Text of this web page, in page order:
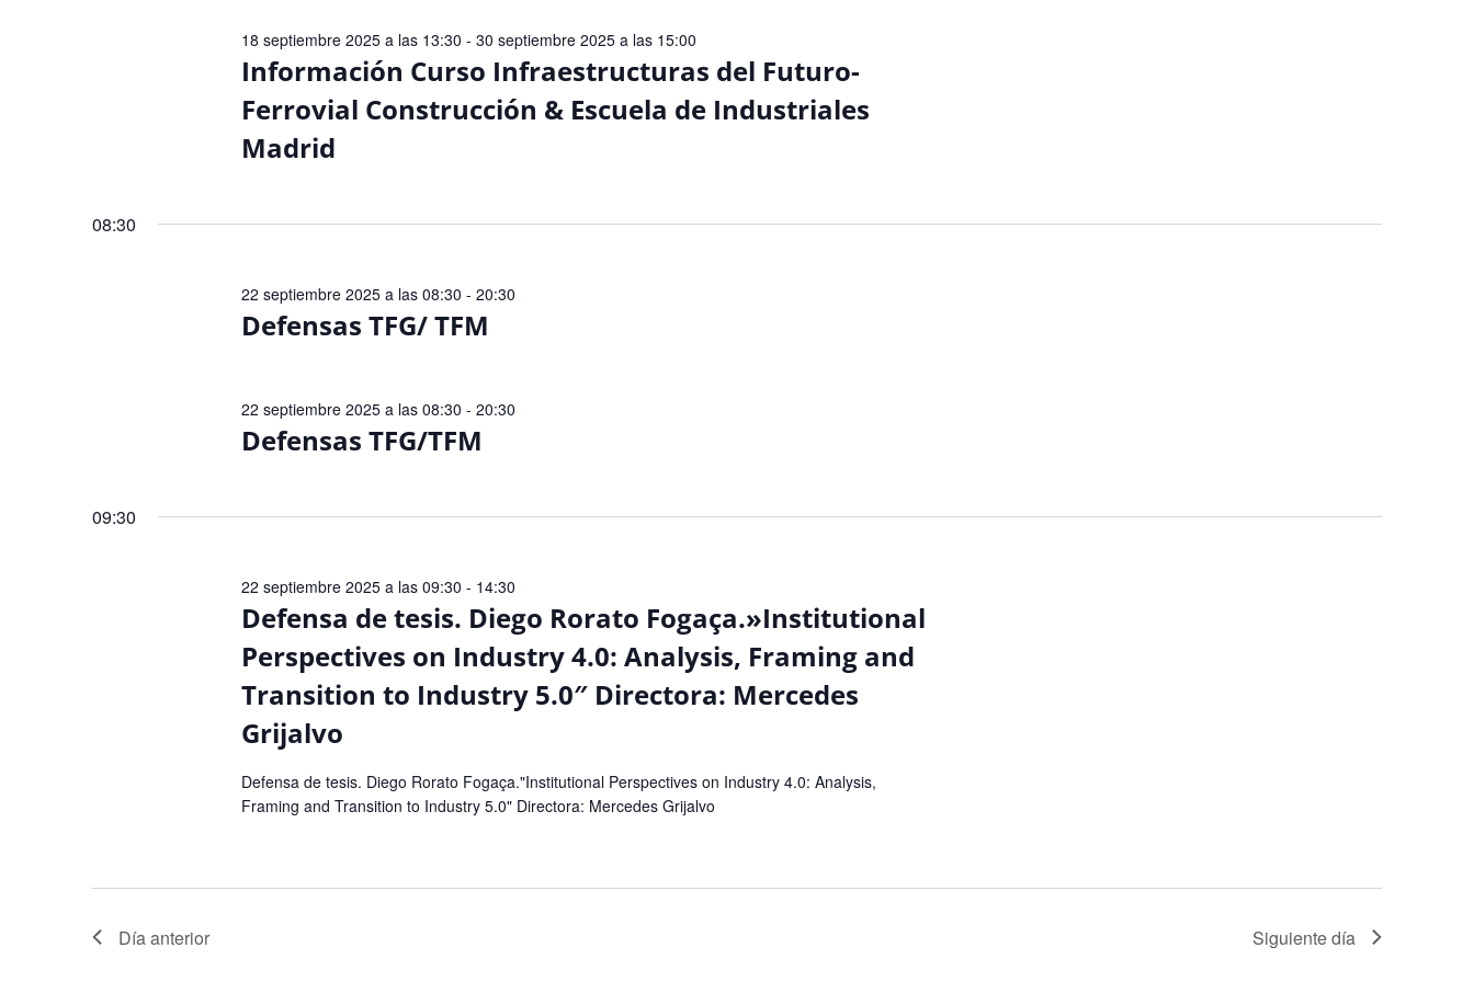
Información Curso Infraestructuras del Futuro-
Ferrovial Construcción & Escuela de Industriales
Madrid
18 septiembre 2025 a las 13:30 - 30 septiembre 2025 a las 15:00
08:30
Defensas TFG/ TFM
22 septiembre 2025 a las 08:30 - 20:30
Defensas TFG/TFM
22 septiembre 2025 a las 08:30 - 20:30
09:30
Defensa de tesis. Diego Rorato Fogaça.»Institutional
Perspectives on Industry 4.0: Analysis, Framing and
Transition to Industry 5.0″ Directora: Mercedes
Grijalvo
22 septiembre 2025 a las 09:30 - 14:30
Defensa de tesis. Diego Rorato Fogaça."Institutional Perspectives on Industry 4.0: Analysis,
Framing and Transition to Industry 5.0" Directora: Mercedes Grijalvo
Día anterior Siguiente día